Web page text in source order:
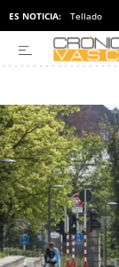
ES NOTICIA: Tellado